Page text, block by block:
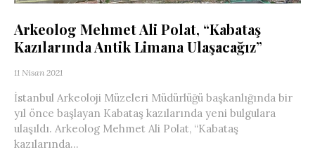
Arkeolog Mehmet Ali Polat, “Kabataş
Kazılarında Antik Limana Ulaşacağız”
11 Nisan 2021
İstanbul Arkeoloji Müzeleri Müdürlüğü başkanlığında bir
yıl önce başlayan Kabataş kazılarında yeni bulgulara
ulaşıldı. Arkeolog Mehmet Ali Polat, “Kabataş
kazılarında...